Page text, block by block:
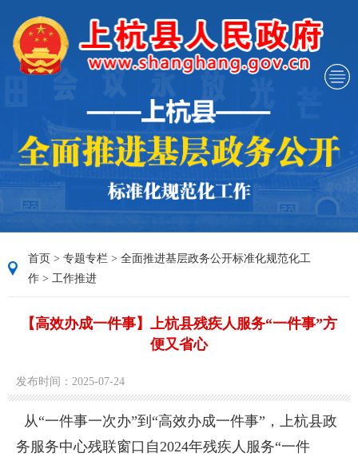
首页 > 专题专栏 > 全面推进基层政务公开标准化规范化工
作 > 工作推进
【高效办成一件事】上杭县残疾人服务“一件事”方
便又省心
发布时间：2025-07-24
从“一件事一次办”到“高效办成一件事”，上杭县政
务服务中心残联窗口自2024年残疾人服务“一件